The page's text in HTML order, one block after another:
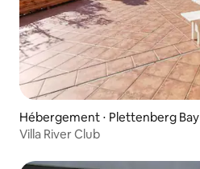
Hébergement ⋅ Plettenberg Bay
Villa River Club